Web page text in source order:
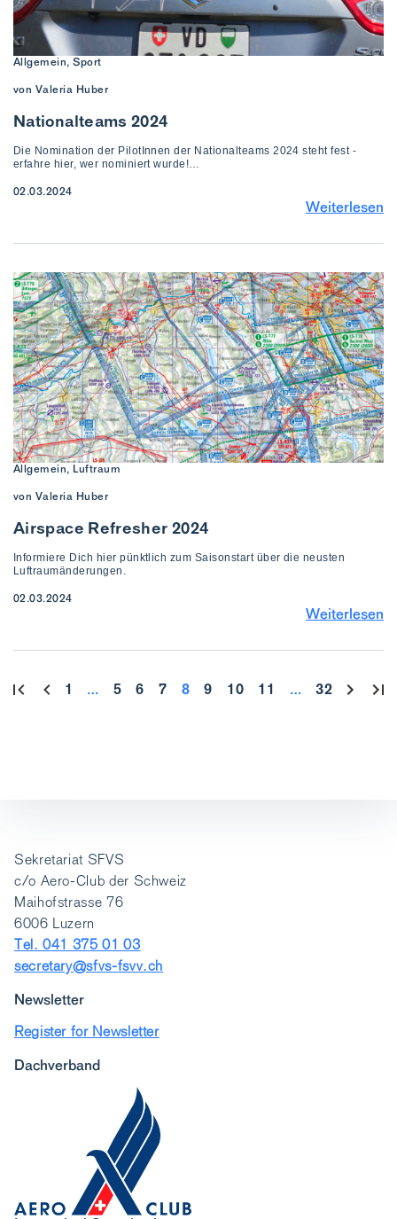
Allgemein, Sport
von Valeria Huber
Nationalteams 2024
Die Nomination der PilotInnen der Nationalteams 2024 steht fest -
erfahre hier, wer nominiert wurde!…
02.03.2024
Weiterlesen
Allgemein, Luftraum
von Valeria Huber
Airspace Refresher 2024
Informiere Dich hier pünktlich zum Saisonstart über die neusten
Luftraumänderungen.
02.03.2024
Weiterlesen
1 … 5 6 7 8 9 10 11 … 32
Sekretariat SFVS
c/o Aero-Club der Schweiz
Maihofstrasse 76
6006 Luzern
Tel. 041 375 01 03
secretary@sfvs-fsvv.ch
Newsletter
Register for Newsletter
Dachverband